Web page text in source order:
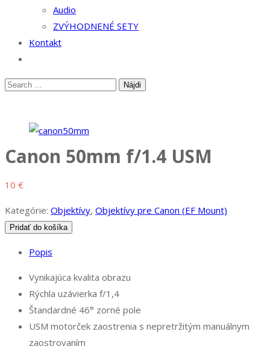
Audio
ZVÝHODNENÉ SETY
Kontakt
Canon 50mm f/1.4 USM
10 €
Kategórie: Objektívy, Objektívy pre Canon (EF Mount)
množstvo
50mm
f/1.4
USM
Pridať do košíka
Popis
Vynikajúca kvalita obrazu
Rýchla uzávierka f/1,4
Štandardné 46° zorné pole
USM motorček zaostrenia s nepretržitým manuálnym
zaostrovaním